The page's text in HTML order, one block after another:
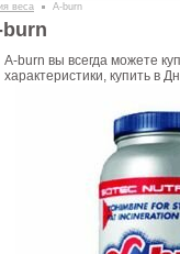
веса A-burn
A-burn вы всегда можете
характеристики, купить в